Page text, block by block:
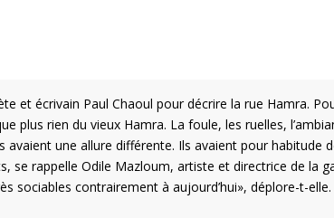
et écrivain Paul Chaoul pour décrire la rue Hamra.
plus rien du vieux Hamra. La foule, les ruelles,
une allure différente. Ils avaient pour habitude
se rappelle Odile Mazloum, artiste et directrice de la
sociables contrairement à aujourd’hui», déplore-t-elle.